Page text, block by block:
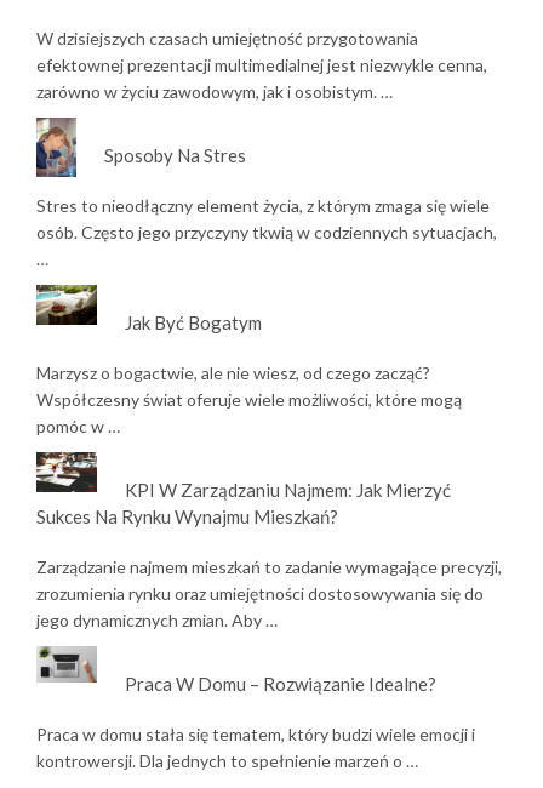
W dzisiejszych czasach umiejętność przygotowania
efektownej prezentacji multimedialnej jest niezwykle cenna,
zarówno w życiu zawodowym, jak i osobistym. …
Sposoby Na Stres
Stres to nieodłączny element życia, z którym zmaga się wiele
osób. Często jego przyczyny tkwią w codziennych sytuacjach,
…
Jak Być Bogatym
Marzysz o bogactwie, ale nie wiesz, od czego zacząć?
Współczesny świat oferuje wiele możliwości, które mogą
pomóc w …
KPI W Zarządzaniu Najmem: Jak Mierzyć
Sukces Na Rynku Wynajmu Mieszkań?
Zarządzanie najmem mieszkań to zadanie wymagające precyzji,
zrozumienia rynku oraz umiejętności dostosowywania się do
jego dynamicznych zmian. Aby …
Praca W Domu – Rozwiązanie Idealne?
Praca w domu stała się tematem, który budzi wiele emocji i
kontrowersji. Dla jednych to spełnienie marzeń o …